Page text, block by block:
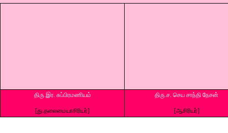
திரு.இர. சுப்பிரமணியம்
[து.தலைமையாசிரியர்]
திரு.ச. செய சாந்தி நேசன்
[ஆசிரியர்]